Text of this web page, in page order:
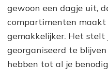
gewoon een dagje uit,
compartimenten
gemakkelijker. Het
georganiseerd te
hebben tot al je